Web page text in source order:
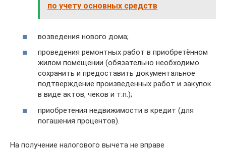
по учету основных средств
возведения нового дома;
проведения ремонтных работ в приобретённом
жилом помещении (обязательно необходимо
сохранить и предоставить документальное
подтверждение произведенных работ и закупок
в виде актов, чеков и т.п.);
приобретения недвижимости в кредит (для
погашения процентов).
На получение налогового вычета не вправе